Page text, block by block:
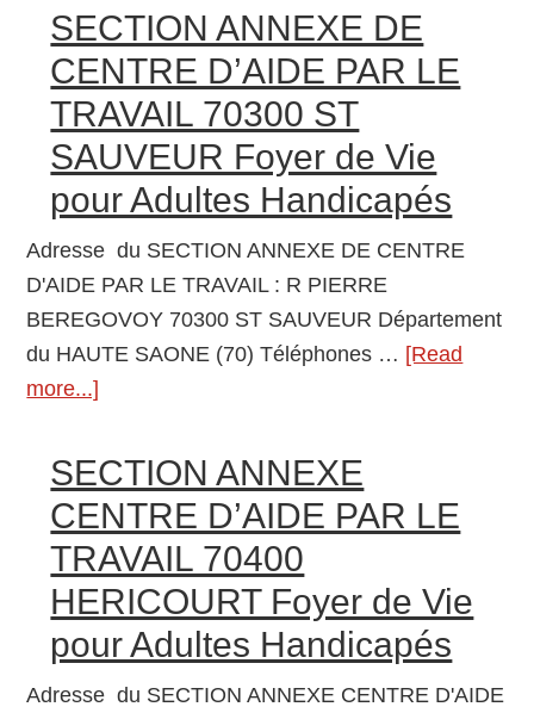
VESOUL
Foyer
de
Vie
pour
Adultes
Handicapés
SECTION ANNEXE DE
CENTRE D’AIDE PAR LE
TRAVAIL 70300 ST
SAUVEUR Foyer de Vie
pour Adultes Handicapés
Adresse du SECTION ANNEXE DE CENTRE
D'AIDE PAR LE TRAVAIL : R PIERRE
BEREGOVOY 70300 ST SAUVEUR Département
du HAUTE SAONE (70) Téléphones … [Read
more...]
ANNEXE
DE
CENTRE
D’AIDE
PAR
TRAVAIL
70300
SECTION ANNEXE
CENTRE D’AIDE PAR LE
TRAVAIL 70400
HERICOURT Foyer de Vie
pour Adultes Handicapés
Adresse du SECTION ANNEXE CENTRE D'AIDE